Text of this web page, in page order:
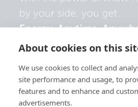
About cookies on this
We use cookies to collect and
site performance and usage, to
features and to enhance and
advertisements.